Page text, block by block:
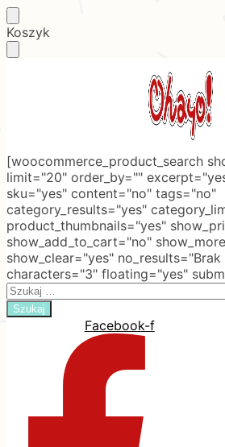
Skip
to
Skip
to
Koszyk
[woocommerce_product_search
limit="20" order_by=""
sku="yes" content="no" tags="no"
category_results="yes"
product_thumbnails="yes"
show_add_to_cart="no"
show_clear="yes"
characters="3" floating="yes"
Search
for:
Facebook-f